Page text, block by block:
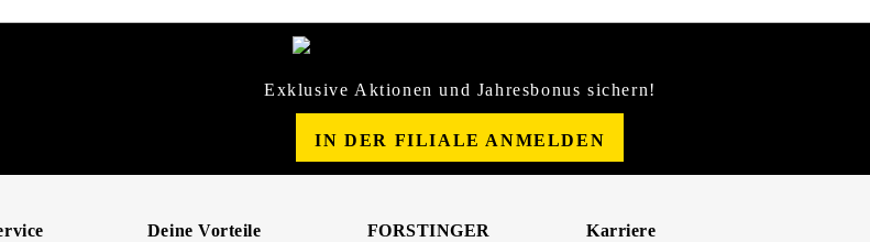
Exklusive Aktionen und Jahresbonus sichern!
IN DER FILIALE ANMELDEN
Deine Vorteile
FORSTINGER
Karriere